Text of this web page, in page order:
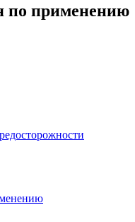
по применению